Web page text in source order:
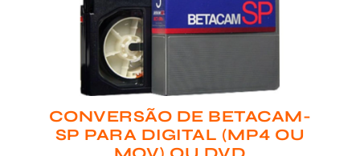
CONVERSÃO DE BETACAM-
SP PARA DIGITAL (MP4 OU